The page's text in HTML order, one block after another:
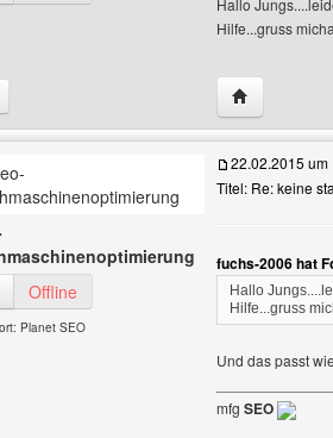
Hallo
Hilfe...gruss
Website
suchmaschinenoptimierung Benutzer-
Offline
Planet SEO
22.02.2015 um
Titel: Re: keine
fuchs-2006 hat
Hallo
Hilfe...gruss
Und das passt
mfg SEO